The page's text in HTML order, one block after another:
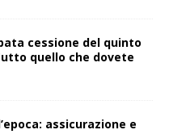
cessione del quinto
quello che dovete
assicurazione e